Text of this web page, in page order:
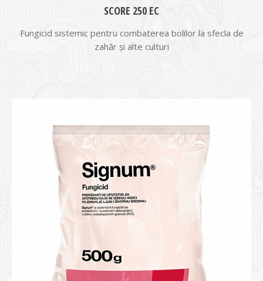
SCORE 250 EC
Fungicid sistemic pentru combaterea bolilor la sfecla de
zahăr şi alte culturi